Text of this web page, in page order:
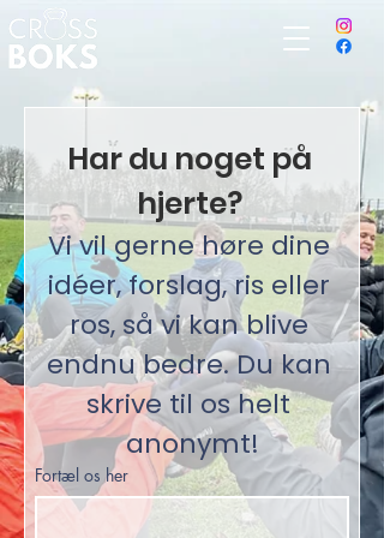
Har du noget på
hjerte?
Vi vil gerne høre dine
idéer, forslag, ris eller
ros, så vi kan blive
endnu bedre. Du kan
skrive til os helt
anonymt!
Fortæl os her